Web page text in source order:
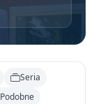
Seria
Podobne